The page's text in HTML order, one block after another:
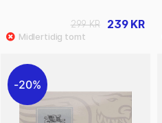
239 KR
299 KR
20%